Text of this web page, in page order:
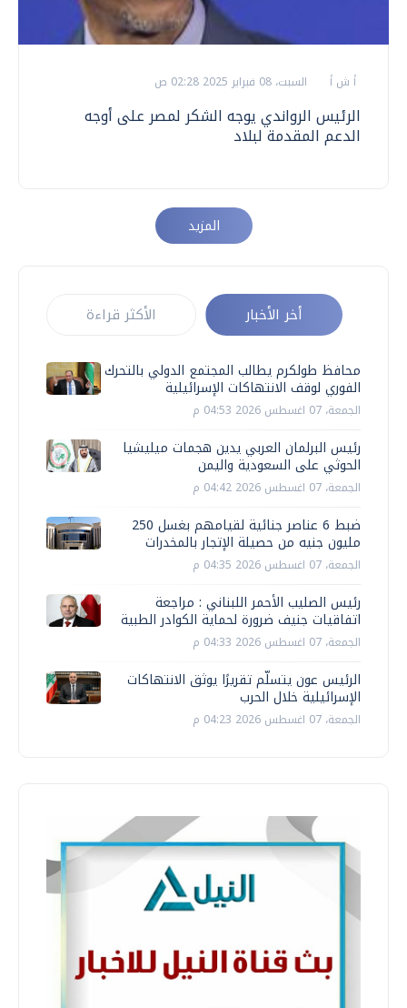
أ ش أ السبت، 08 فبراير 2025 02:28 ص
الرئيس الرواندي يوجه الشكر لمصر على أوجه
الدعم المقدمة لبلاد
المزيد
أخر الأخبار الأكثر قراءة
محافظ طولكرم يطالب المجتمع الدولي بالتحرك
الفوري لوقف الانتهاكات الإسرائيلية
الجمعة، 07 اغسطس 2026 04:53 م
رئيس البرلمان العربي يدين هجمات ميليشيا
الحوثي على السعودية واليمن
الجمعة، 07 اغسطس 2026 04:42 م
ضبط 6 عناصر جنائية لقيامهم بغسل 250
مليون جنيه من حصيلة الإتجار بالمخدرات
الجمعة، 07 اغسطس 2026 04:35 م
رئيس الصليب الأحمر اللبناني : مراجعة
اتفاقيات جنيف ضرورة لحماية الكوادر الطبية
الجمعة، 07 اغسطس 2026 04:33 م
الرئيس عون يتسلّم تقريرًا يوثق الانتهاكات
الإسرائيلية خلال الحرب
الجمعة، 07 اغسطس 2026 04:23 م